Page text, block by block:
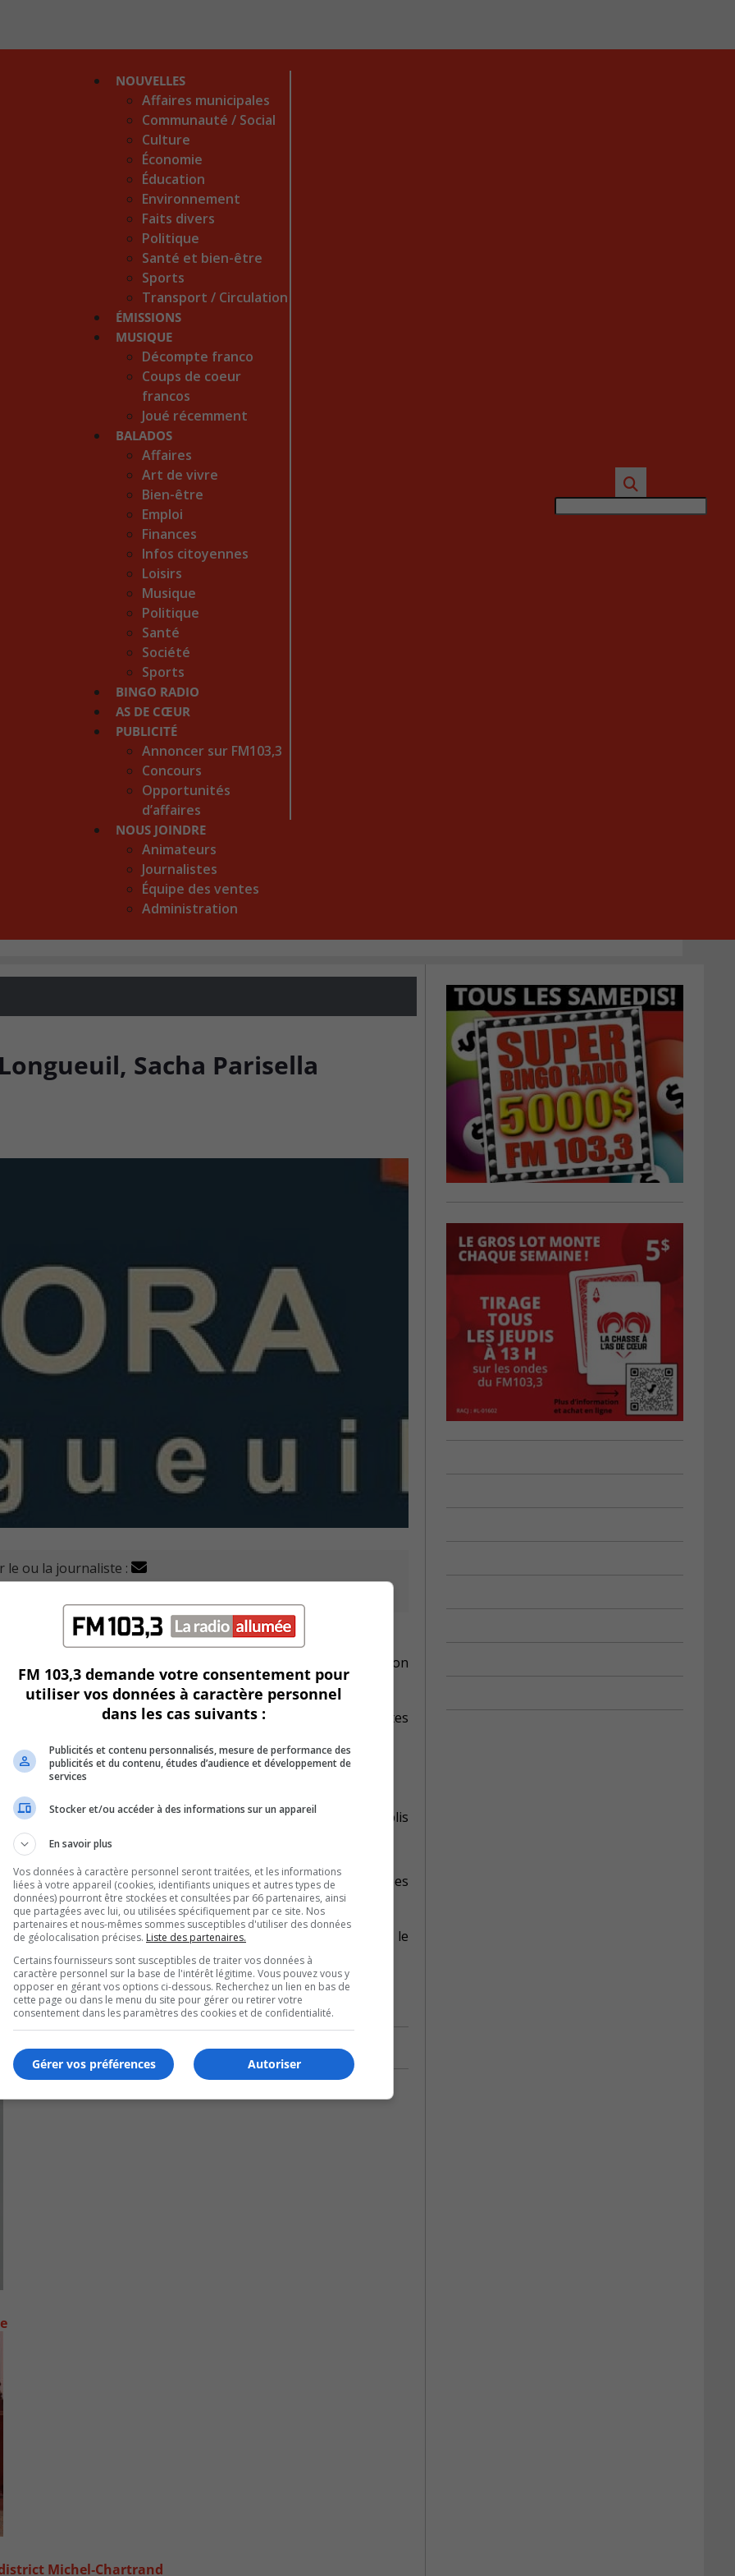
NOUVELLES
Affaires municipales
Communauté / Social
Culture
Économie
Éducation
Environnement
Faits divers
Politique
Santé et bien-être
Sports
Transport / Circulation
ÉMISSIONS
MUSIQUE
Décompte franco
Coups de coeur
francos
Joué récemment
BALADOS
Affaires
Art de vivre
Bien-être
Emploi
Finances
Infos citoyennes
Loisirs
Musique
Politique
Santé
Société
Sports
BINGO RADIO
AS DE CŒUR
PUBLICITÉ
Annoncer sur FM103,3
Concours
Opportunités
d’affaires
NOUS JOINDRE
Animateurs
Journalistes
Équipe des ventes
Administration
Sacha Parisella
le ou la journaliste :
et du Service du greffe de la Ville de Longueuil sur une
électoral.
entre 2021, où la Ville avait jugé la pratique non
le déclenchement des élections de milliers de pancartes
l’équité démocratique.
système « à deux vitesses », favorisant les partis déjà établis
uniformément à travers le Québec, soient précisées
Québec et une explication du Greffe municipal sur le
Michel‑Chartrand
FM 103,3 demande votre consentement pour
utiliser vos données à caractère personnel
dans les cas suivants :
Publicités et contenu personnalisés, mesure de performance des
publicités et du contenu, études d’audience et développement de
services
Stocker et/ou accéder à des informations sur un appareil
En savoir plus
Vos données à caractère personnel seront traitées, et les informations
liées à votre appareil (cookies, identifiants uniques et autres types de
données) pourront être stockées et consultées par 66 partenaires, ainsi
que partagées avec lui, ou utilisées spécifiquement par ce site. Nos
partenaires et nous-mêmes sommes susceptibles d'utiliser des données
de géolocalisation précises. Liste des partenaires.
Certains fournisseurs sont susceptibles de traiter vos données à
caractère personnel sur la base de l'intérêt légitime. Vous pouvez vous y
opposer en gérant vos options ci-dessous. Recherchez un lien en bas de
cette page ou dans le menu du site pour gérer ou retirer votre
consentement dans les paramètres des cookies et de confidentialité.
Autoriser
Gérer vos préférences